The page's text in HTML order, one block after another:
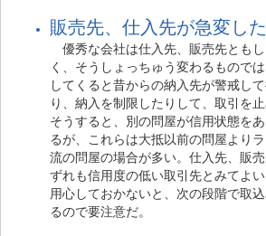
販売先、仕入先が急変し
優秀な会社は仕入先、販売先とも
く、そうしょっちゅう変わるもので
してくると昔からの納入先が警戒し
り、納入を制限したりして、取引を
そうすると、別の問屋が信用状態を
るが、これらは大抵以前の問屋より
流の問屋の場合が多い。仕入先、販
ずれも信用度の低い取引先とみてよ
用心しておかないと、次の段階で取
るので要注意だ。